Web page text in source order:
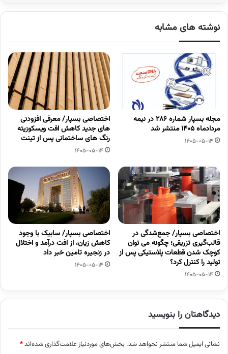
نوشته های مشابه
مجله بسپار شماره 286 در نیمه
مردادماه 1405 منتشر شد
1405-05-14
اختصاصی بسپار/ معرفی افزودنی
های جدید کاهش افت ویسکوزیته
رنگ های ساختمانی پس از تینت
1405-05-14
اختصاصی بسپار/ جمع‌شدگی در
قالب‌گیری تزریقی؛ چگونه می توان
کوچک شدن قطعات پلاستیکی پس از
تولید را کنترل کرد؟
1405-05-14
اختصاصی بسپار/ سابیک با وجود
کاهش زیان، از افت درآمد و اختلال
در زنجیره تامین خبر داد
1405-05-14
دیدگاهتان را بنویسید
نشانی ایمیل شما منتشر نخواهد شد. بخش‌های موردنیاز علامت‌گذاری شده‌اند*